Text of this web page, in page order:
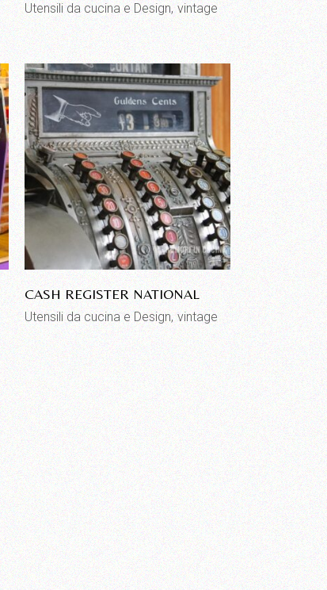
Utensili da cucina e Design vintage
CASH REGISTER NATIONAL
Utensili da cucina e Design vintage